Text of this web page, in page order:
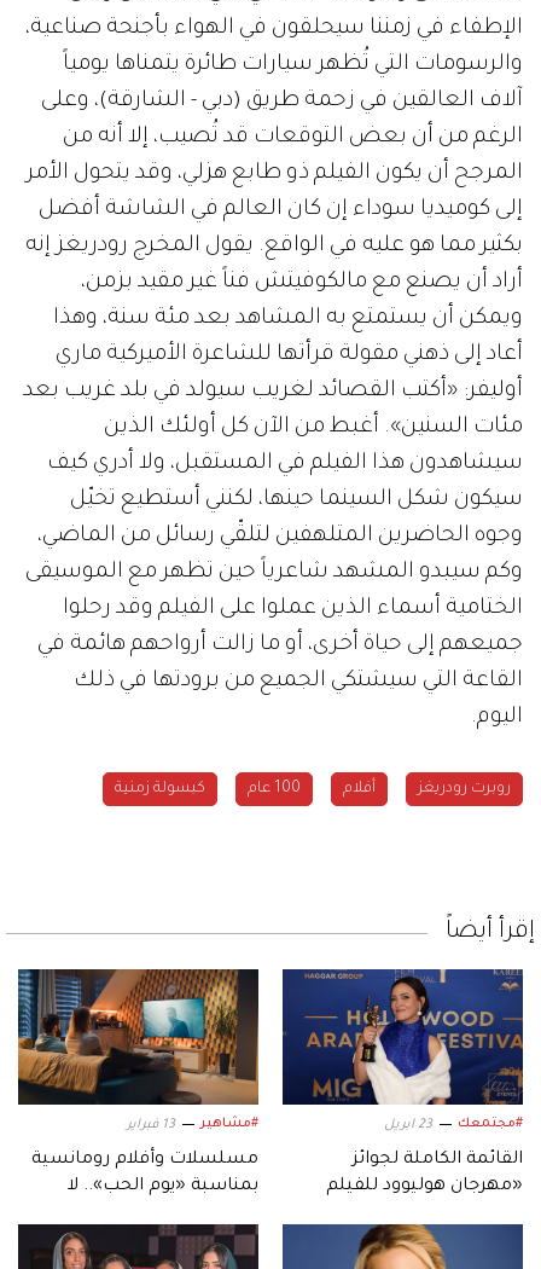
الإطفاء في زمننا سيحلقون في الهواء بأجنحة صناعية،
والرسومات التي تُظهر سيارات طائرة يتمناها يومياً
آلاف العالقين في زحمة طريق (دبي - الشارقة)، وعلى
الرغم من أن بعض التوقعات قد تُصيب، إلا أنه من
المرجح أن يكون الفيلم ذو طابع هزلي، وقد يتحول الأمر
إلى كوميديا سوداء إن كان العالم في الشاشة أفضل
بكثير مما هو عليه في الواقع. يقول المخرج رودريغز إنه
أراد أن يصنع مع مالكوفيتش فناً غير مقيد بزمن،
ويمكن أن يستمتع به المشاهد بعد مئة سنة، وهذا
أعاد إلى ذهني مقولة قرأتها للشاعرة الأميركية ماري
أوليفر: «أكتب القصائد لغريب سيولد في بلد غريب بعد
مئات السنين». أغبط من الآن كل أولئك الذين
سيشاهدون هذا الفيلم في المستقبل، ولا أدري كيف
سيكون شكل السينما حينها، لكنني أستطيع تخيّل
وجوه الحاضرين المتلهفين لتلقّي رسائل من الماضي،
وكم سيبدو المشهد شاعرياً حين تظهر مع الموسيقى
الختامية أسماء الذين عملوا على الفيلم وقد رحلوا
جميعهم إلى حياة أخرى، أو ما زالت أرواحهم هائمة في
القاعة التي سيشتكي الجميع من برودتها في ذلك
اليوم.
روبرت رودريغز أفلام 100 عام كبسولة زمنية
إقرأ أيضاً
#مجتمعك 23 ابريل
القائمة الكاملة لجوائز
«مهرجان هوليوود للفيلم
#مشاهير 13 فبراير
مسلسلات وأفلام رومانسية
بمناسبة «يوم الحب».. لا